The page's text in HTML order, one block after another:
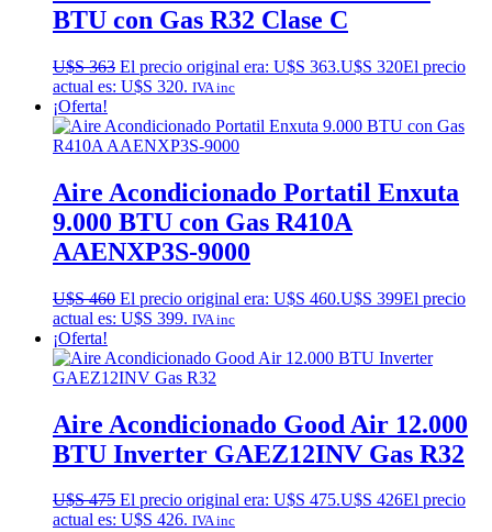
BTU con Gas R32 Clase C
U$S363 El precio original era: U$S 363.U$S 320El precio
actual es: U$S 320. IVA inc
¡Oferta!
Aire Acondicionado Portatil Enxuta
9.000 BTU con Gas R410A
AAENXP3S-9000
U$S460 El precio original era: U$S 460.U$S 399El precio
actual es: U$S 399. IVA inc
¡Oferta!
Aire Acondicionado Good Air 12.000
BTU Inverter GAEZ12INV Gas R32
U$S475 El precio original era: U$S 475.U$S 426El precio
actual es: U$S 426. IVA inc